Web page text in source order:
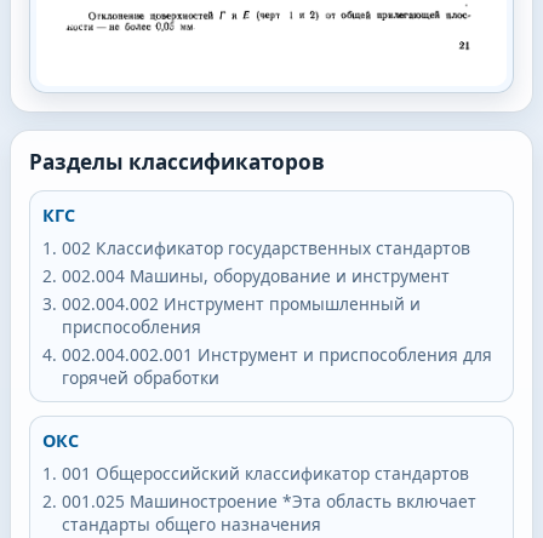
Разделы классификаторов
КГС
002 Классификатор государственных стандартов
002.004 Машины, оборудование и инструмент
002.004.002 Инструмент промышленный и
приспособления
002.004.002.001 Инструмент и приспособления для
горячей обработки
ОКС
001 Общероссийский классификатор стандартов
001.025 Машиностроение *Эта область включает
стандарты общего назначения